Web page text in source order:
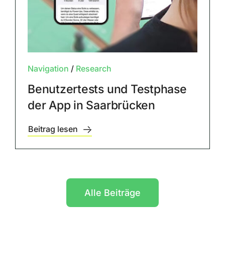
Navigation / Research
Benutzertests und Testphase
der App in Saarbrücken
Beitrag lesen
Alle Beiträge